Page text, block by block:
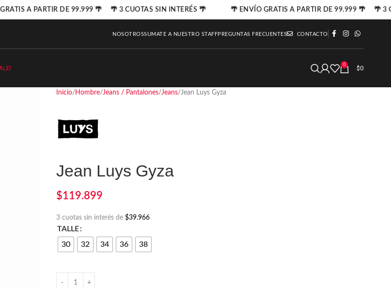
NOSOTROSSUMATE A NUESTRO STAFFPREGUNTAS FRECUENTES CONTACTO
0 $0
Inicio Hombre Jeans / Pantalones Jeans Jean Luys Gyza
Jean Luys Gyza
$119.899
3 cuotas sin interés de$39.966
TALLE
30
32 34 36 38
A PARTIR DE 99.999 🌴 🌴 3 CUOTAS SIN INTERÉS 🌴 🌴 ENVÍO GRATIS A PARTIR DE 99.999 🌴 🌴 3